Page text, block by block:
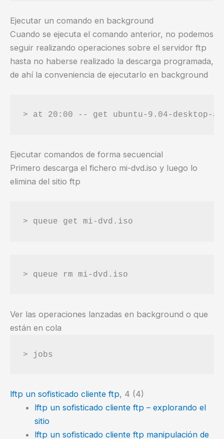
Ejecutar un comando en background
Cuando se ejecuta el comando anterior, no podemos
seguir realizando operaciones sobre el servidor ftp
hasta no haberse realizado la descarga programada,
de ahí la conveniencia de ejecutarlo en background
> at 20:00 -- get ubuntu-9.04-desktop-
Ejecutar comandos de forma secuencial
Primero descarga el fichero mi-dvd.iso y luego lo
elimina del sitio ftp
> queue get mi-dvd.iso
> queue rm mi-dvd.iso
Ver las operaciones lanzadas en background o que
están en cola
> jobs
lftp un sofisticado cliente ftp, 4 (4)
lftp un sofisticado cliente ftp – explorando el
sitio
lftp un sofisticado cliente ftp manipulación de